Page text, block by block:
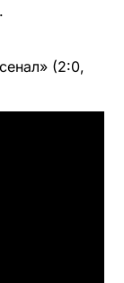
(2:0,